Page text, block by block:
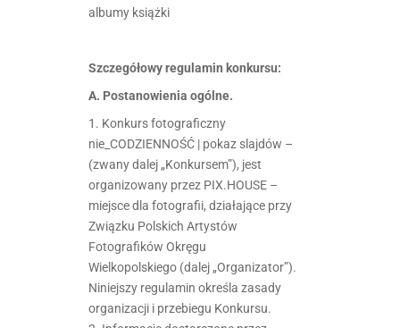
albumy książki
Szczegółowy regulamin konkursu:
A. Postanowienia ogólne.
1. Konkurs fotograficzny
nie_CODZIENNOŚĆ | pokaz slajdów –
(zwany dalej „Konkursem”), jest
organizowany przez PIX.HOUSE –
miejsce dla fotografii, działające przy
Związku Polskich Artystów
Fotografików Okręgu
Wielkopolskiego (dalej „Organizator”).
Niniejszy regulamin określa zasady
organizacji i przebiegu Konkursu.